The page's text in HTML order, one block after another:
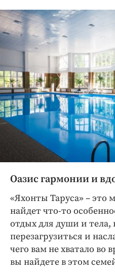
Оазис гармонии и
«Яхонты Таруса» – это
найдет что-то
отдых для души и тела,
перезагрузиться и
чего вам не хватало во
вы найдете в этом